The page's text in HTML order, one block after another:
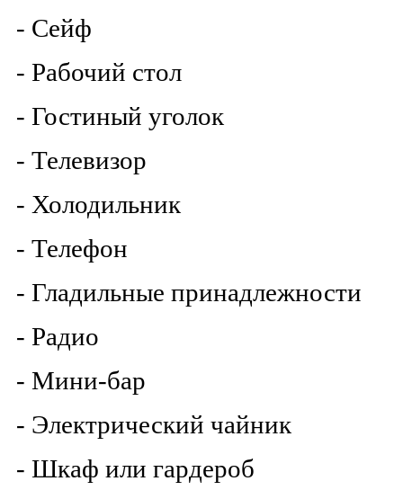
- Сейф
- Рабочий стол
- Гостиный уголок
- Телевизор
- Холодильник
- Телефон
- Гладильные принадлежности
- Радио
- Мини-бар
- Электрический чайник
- Шкаф или гардероб